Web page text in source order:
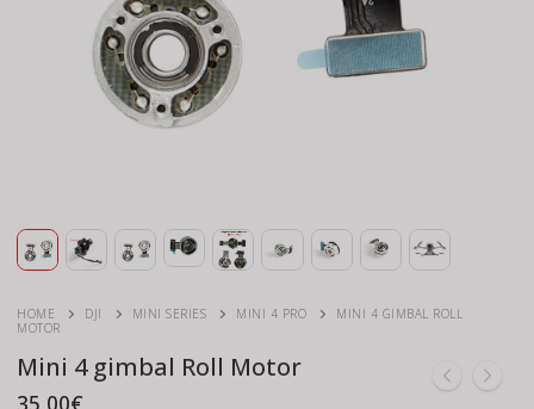
HOME DJI MINI SERIES MINI 4 PRO
MINI 4 GIMBAL ROLL
MOTOR
Mini 4 gimbal Roll Motor
35,00€